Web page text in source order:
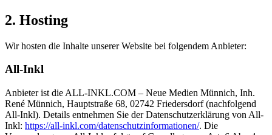
2. Hosting
Wir hosten die Inhalte unserer Website bei folgendem Anbieter:
All-Inkl
Anbieter ist die ALL-INKL.COM – Neue Medien Münnich, Inh.
René Münnich, Hauptstraße 68, 02742 Friedersdorf (nachfolgend
All-Inkl). Details entnehmen Sie der Datenschutzerklärung von All-
Inkl: https://all-inkl.com/datenschutzinformationen/. Die